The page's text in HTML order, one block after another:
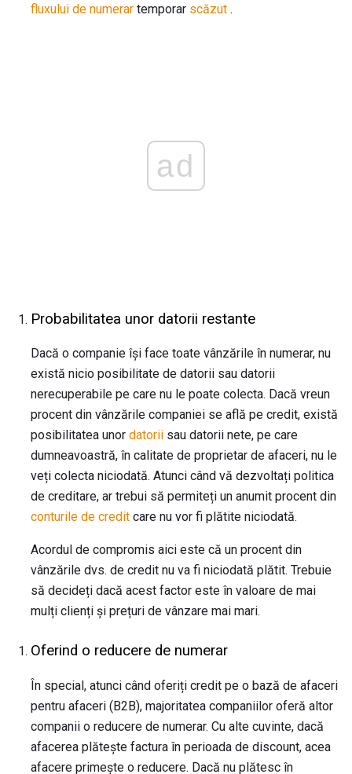
fluxului de numerar temporar scăzut .
ad
Probabilitatea unor datorii restante
Dacă o companie își face toate vânzările în numerar, nu
există nicio posibilitate de datorii sau datorii
nerecuperabile pe care nu le poate colecta. Dacă vreun
procent din vânzările companiei se află pe credit, există
posibilitatea unor datorii sau datorii nete, pe care
dumneavoastră, în calitate de proprietar de afaceri, nu le
veți colecta niciodată. Atunci când vă dezvoltați politica
de creditare, ar trebui să permiteți un anumit procent din
conturile de credit care nu vor fi plătite niciodată.
Acordul de compromis aici este că un procent din
vânzările dvs. de credit nu va fi niciodată plătit. Trebuie
să decideți dacă acest factor este în valoare de mai
mulți clienți și prețuri de vânzare mai mari.
Oferind o reducere de numerar
În special, atunci când oferiți credit pe o bază de afaceri
pentru afaceri (B2B), majoritatea companiilor oferă altor
companii o reducere de numerar. Cu alte cuvinte, dacă
afacerea plătește factura în perioada de discount, acea
afacere primește o reducere. Dacă nu plătesc în